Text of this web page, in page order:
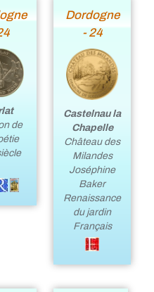
de
Dordogne
- 24
Castelnau la
Chapelle
Château des
Milandes
Joséphine
Baker
Renaissance
du jardin
Français